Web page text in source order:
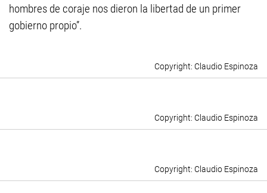
hombres de coraje nos dieron la libertad de un primer
gobierno propio”.
Claudio Espinoza
Claudio Espinoza
Claudio Espinoza